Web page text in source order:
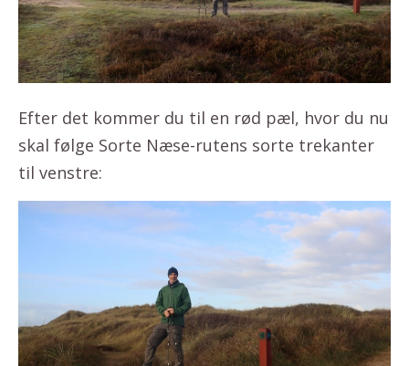
Efter det kommer du til en rød pæl, hvor du nu
skal følge Sorte Næse-rutens sorte trekanter
til venstre: